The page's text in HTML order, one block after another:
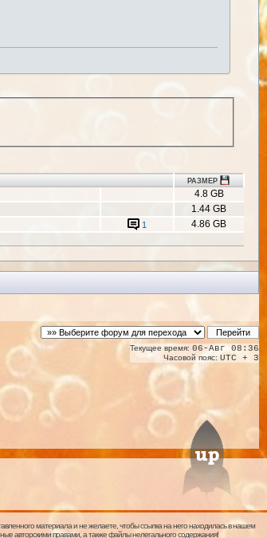
РАЗМЕР
4.8 GB
1.44 GB
1
4.86 GB
Текущее время: 06-Авг 08:36
Часовой пояс: UTC + 3
материала и не желаете, чтобы ссылка на него находилась в нашем
авторскими правами, а также файлы нелегального содержания!